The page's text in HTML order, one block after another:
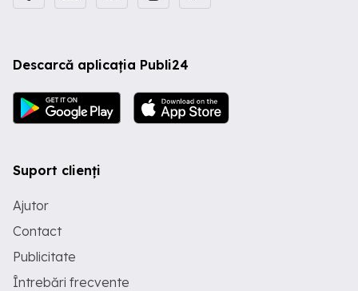
Descarcă aplicația Publi24
Suport clienți
Ajutor
Contact
Publicitate
Întrebări frecvente